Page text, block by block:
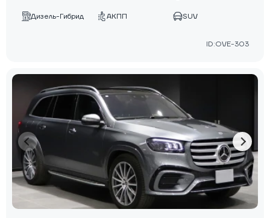
Дизель-Гибрид АКПП SUV
ID:OVE-303